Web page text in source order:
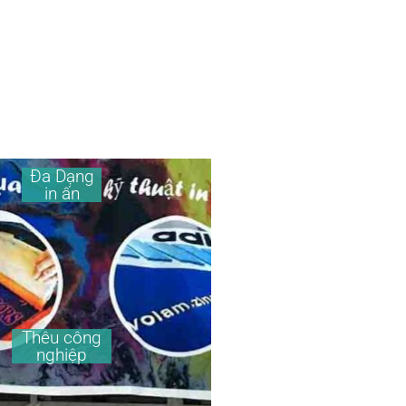
Đa Dạng
in ấn
Thêu công
nghiệp